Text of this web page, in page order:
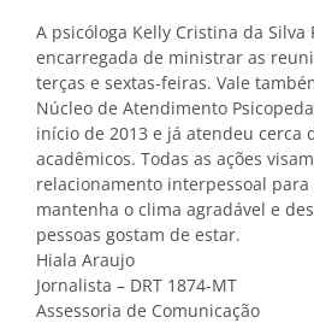
A psicóloga Kelly Cristina da Silva
encarregada de ministrar as
terças e sextas-feiras. Vale
Núcleo de Atendimento
início de 2013 e já atendeu cerca
acadêmicos. Todas as ações
relacionamento interpessoal
mantenha o clima agradável e
pessoas gostam de estar.
Hiala Araujo
Jornalista – DRT 1874-MT
Assessoria de Comunicação